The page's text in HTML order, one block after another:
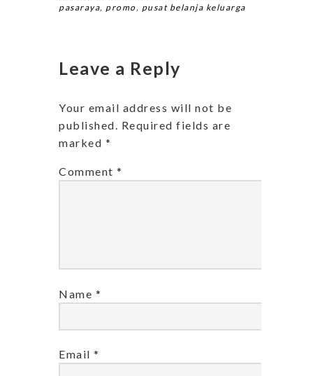
pasaraya, promo, pusat belanja keluarga
Leave a Reply
Your email address will not be
published. Required fields are
marked *
Comment *
Name *
Email *